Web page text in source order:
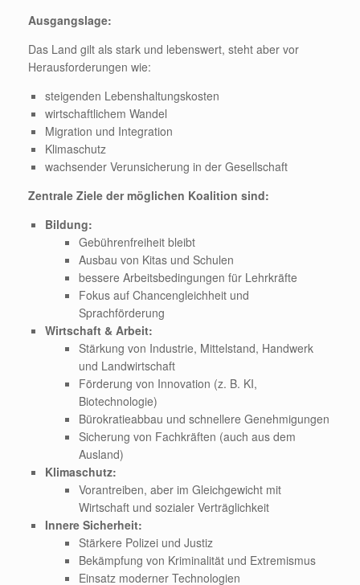
Ausgangslage:
Das Land gilt als stark und lebenswert, steht aber vor
Herausforderungen wie:
steigenden Lebenshaltungskosten
wirtschaftlichem Wandel
Migration und Integration
Klimaschutz
wachsender Verunsicherung in der Gesellschaft
Zentrale Ziele der möglichen Koalition sind:
Bildung:
Gebührenfreiheit bleibt
Ausbau von Kitas und Schulen
bessere Arbeitsbedingungen für Lehrkräfte
Fokus auf Chancengleichheit und
Sprachförderung
Wirtschaft & Arbeit:
Stärkung von Industrie, Mittelstand, Handwerk
und Landwirtschaft
Förderung von Innovation (z. B. KI,
Biotechnologie)
Bürokratieabbau und schnellere Genehmigungen
Sicherung von Fachkräften (auch aus dem
Ausland)
Klimaschutz:
Vorantreiben, aber im Gleichgewicht mit
Wirtschaft und sozialer Verträglichkeit
Innere Sicherheit:
Stärkere Polizei und Justiz
Bekämpfung von Kriminalität und Extremismus
Einsatz moderner Technologien